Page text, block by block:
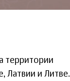
территории
Латвии и Литве.